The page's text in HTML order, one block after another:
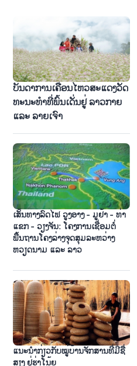
ບັນ​ດາ​ການ​ເຄື່ອນ​ໄຫວ​ສະ​ແດງ​ວັດ​
ທະ​ນະ​ທຳ​ທີ່​ພົ້ນ​ເດັ່ນ​ຢູ່ ​ລາວ​ກາຍ
ແລະ ລາຍ​ເຈົາ
ເສັ້ນທາງລົດໄຟ ວູງອາງ - ມູຢ້າ - ທ່າ
ແຂກ - ວຽງຈັນ: ໂຄງການເຊື່ອມຕໍ່
ພື້ນຖານໂຄງລ່າງຈຸດສຸມລະຫວ່າງ
ຫວຽດນາມ ແລະ ລາວ
ແນະ​ນຳ​ກ່ຽວ​ກັບ​ໝູ່​ບ້ານ​ຈັກ​ສານ​ທີ່​ມີ​ຊື່​
ສຽງ ຢູ່​ຮ່າ​ໂນ້ຍ